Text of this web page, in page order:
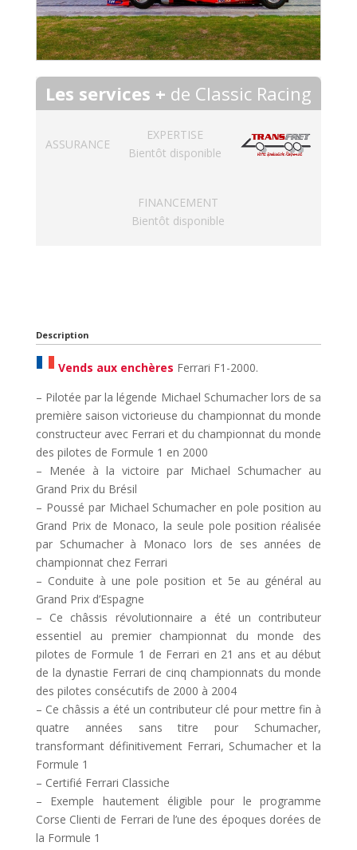
Les services + de Classic Racing
ASSURANCE
EXPERTISE
Bientôt disponible
FINANCEMENT
Bientôt disponible
Description
Vends aux enchères Ferrari F1-2000.
– Pilotée par la légende Michael Schumacher lors de sa
première saison victorieuse du championnat du monde
constructeur avec Ferrari et du championnat du monde
des pilotes de Formule 1 en 2000
– Menée à la victoire par Michael Schumacher au
Grand Prix du Brésil
– Poussé par Michael Schumacher en pole position au
Grand Prix de Monaco, la seule pole position réalisée
par Schumacher à Monaco lors de ses années de
championnat chez Ferrari
– Conduite à une pole position et 5e au général au
Grand Prix d’Espagne
– Ce châssis révolutionnaire a été un contributeur
essentiel au premier championnat du monde des
pilotes de Formule 1 de Ferrari en 21 ans et au début
de la dynastie Ferrari de cinq championnats du monde
des pilotes consécutifs de 2000 à 2004
– Ce châssis a été un contributeur clé pour mettre fin à
quatre années sans titre pour Schumacher,
transformant définitivement Ferrari, Schumacher et la
Formule 1
– Certifié Ferrari Classiche
– Exemple hautement éligible pour le programme
Corse Clienti de Ferrari de l’une des époques dorées de
la Formule 1